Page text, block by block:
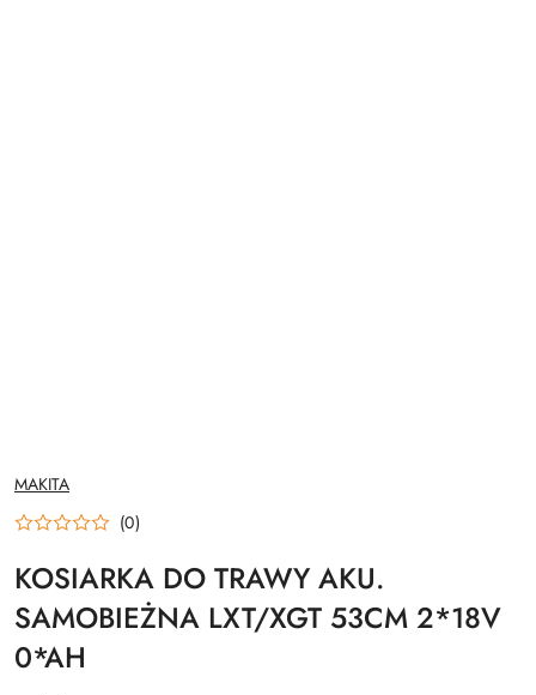
NAZWA
PRODUCENTA:
MAKITA
(0)
KOSIARKA DO TRAWY AKU.
SAMOBIEŻNA LXT/XGT 53CM 2*18V
0*AH